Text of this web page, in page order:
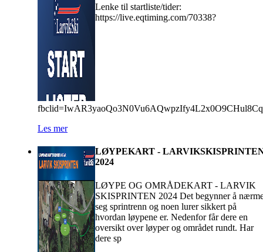
Lenke til startliste/tider:
https://live.eqtiming.com/70338?
Les mer
LØYPEKART -
2024
LØYPE OG OMRÅDEKART - LARVIK
SKISPRINTEN 2024 Det begynner å
seg sprintrenn og noen lurer sikkert på
hvordan løypene er. Nedenfor får dere en
oversikt over løyper og området rundt. Har
dere sp